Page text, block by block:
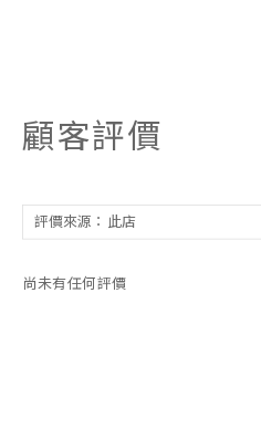
顧客評價
尚未有任何評價